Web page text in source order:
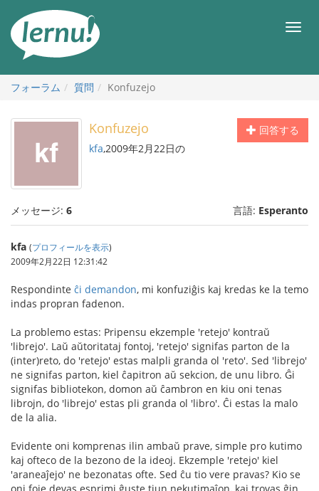
メ
フォーラム
質問 Konfuzejo
回答する
Konfuzejo
kfa,2009年2月22日の
メッセージ: 6 言語: Esperanto
kfa (プロフィールを表示)
2009年2月22日 12:31:42
Respondinte ĉi demandon, mi konfuziĝis kaj kredas ke la temo
indas propran fadenon.
La problemo estas: Pripensu ekzemple 'retejo' kontraŭ
'librejo'. Laŭ aŭtoritataj fontoj, 'retejo' signifas parton de la
(inter)reto, do 'retejo' estas malpli granda ol 'reto'. Sed 'librejo'
ne signifas parton, kiel ĉapitron aŭ sekcion, de unu libro. Ĝi
signifas bibliotekon, domon aŭ ĉambron en kiu oni tenas
librojn, do 'librejo' estas pli granda ol 'libro'. Ĉi estas la malo
de la alia.
Evidente oni komprenas ilin ambaŭ prave, simple pro kutimo
kaj ofteco de la bezono de la ideoj. Ekzemple 'retejo' kiel
'araneaĵejo' ne bezonatas ofte. Sed ĉu tio vere pravas? Kio se